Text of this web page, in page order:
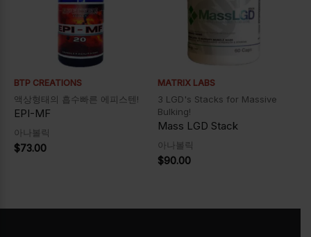
BTP CREATIONS
액상형태의 흡수빠른 에피스텐!
EPI-MF
아나볼릭
$73.00
MATRIX LABS
3 LGD's Stacks for Massive
Bulking!
Mass LGD Stack
아나볼릭
$90.00